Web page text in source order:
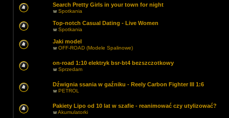
Search Pretty Girls in your town for night
wSpotkania
Top-notch Сasual Dating - Live Women
wSpotkania
Jaki model
wOFF-ROAD (Modele Spalinowe)
on-road 1:10 elektryk bsr-bt4 bezszczotkowy
wSprzedam
Dźwignia ssania w gaźniku - Reely Carbon Fighter III 1:6
wPETROL
Pakiety Lipo od 10 lat w szafie - reanimować czy utylizować?
wAkumulatorki